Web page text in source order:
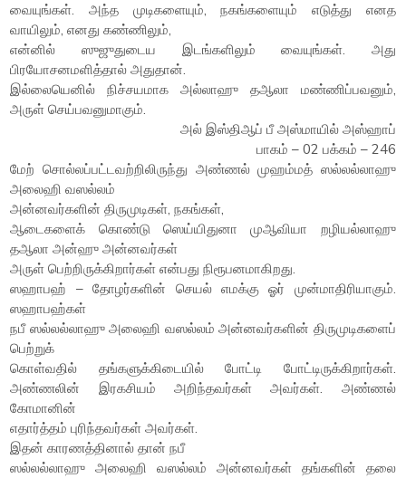
வையுங்கள். அந்த முடிகளையும், நகங்களையும் எடுத்து எனத
வாயிலும், எனது கண்ணிலும்,
என்னில் ஸுஜுதுடைய இடங்களிலும் வையுங்கள். அது
பிரயோசனமளித்தால் அதுதான்.
இல்லையெனில் நிச்சயமாக அல்லாஹு தஆலா மண்ணிப்பவனும்,
அருள் செய்பவனுமாகும்.
அல் இஸ்திஆப் பீ அஸ்மாயில் அஸ்ஹாப்
பாகம் – 02 பக்கம் – 246
மேற் சொல்லப்பட்டவற்றிலிருந்து அண்ணல் முஹம்மத் ஸல்லல்லாஹு
அலைஹி வஸல்லம்
அன்னவர்களின் திருமுடிகள், நகங்கள்,
ஆடைகளைக் கொண்டு ஸெய்யிதுனா முஆவியா றழியல்லாஹு
தஆலா அன்ஹு அன்னவர்கள்
அருள் பெற்றிருக்கிறார்கள் என்பது நிரூபனமாகிறது.
ஸஹாபஹ் – தோழர்களின் செயல் எமக்கு ஓர் முன்மாதிரியாகும்.
ஸஹாபஹ்கள்
நபீ ஸல்லல்லாஹு அலைஹி வஸல்லம் அன்னவர்களின் திருமுடிகளைப்
பெற்றுக்
கொள்வதில் தங்களுக்கிடையில் போட்டி போட்டிருக்கிறார்கள்.
அண்ணலின் இரகசியம் அறிந்தவர்கள் அவர்கள். அண்ணல்
கோமானின்
எதார்த்தம் புரிந்தவர்கள் அவர்கள்.
இதன் காரணத்தினால் தான் நபீ
ஸல்லல்லாஹு அலைஹி வஸல்லம் அன்னவர்கள் தங்களின் தலை